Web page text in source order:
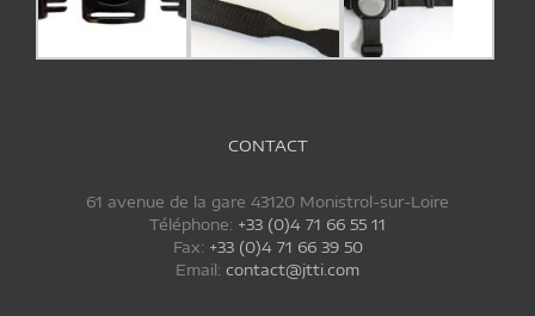
CONTACT
61 avenue de la gare 43120 Monistrol-sur-Loire
Téléphone: +33 (0)4 71 66 55 11
Fax: +33 (0)4 71 66 39 50
Email: contact@jtti.com